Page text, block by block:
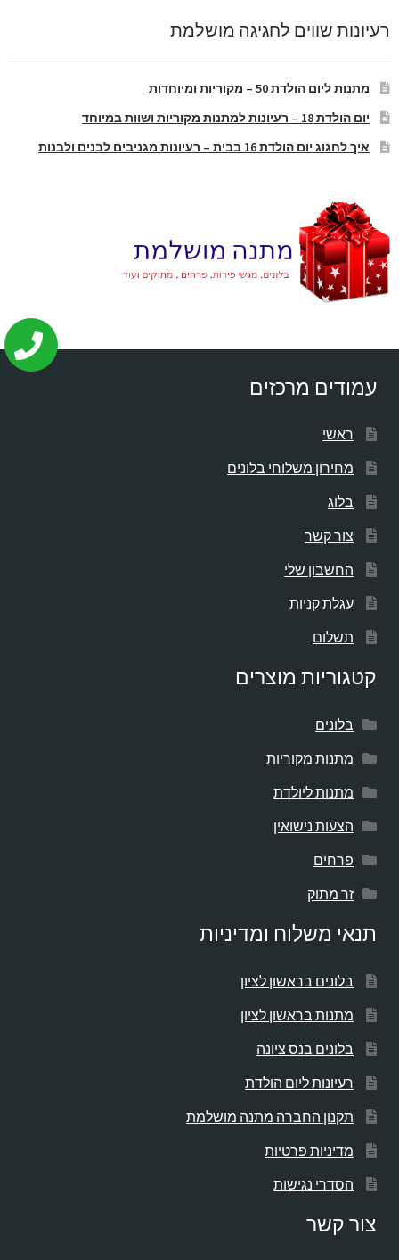
רעיונות שווים לחגיגה מושלמת
מתנות ליום הולדת 50 – מקוריות ומיוחדות
יום הולדת 18 – רעיונות למתנות מקוריות ושוות במיוחד
איך לחגוג יום הולדת 16 בבית – רעיונות מגניבים לבנים ולבנות
עמודים מרכזים
ראשי
מחירון משלוחי בלונים
בלוג
צור קשר
החשבון שלי
עגלת קניות
תשלום
קטגוריות מוצרים
בלונים
מתנות מקוריות
מתנות ליולדת
הצעות נישואין
פרחים
זר מתוק
תנאי משלוח ומדיניות
בלונים בראשון לציון
מתנות בראשון לציון
בלונים בנס ציונה
רעיונות ליום הולדת
תקנון החברה מתנה מושלמת
מדיניות פרטיות
הסדרי נגישות
צור קשר